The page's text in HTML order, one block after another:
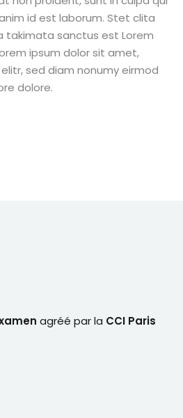
id est laborum. Stet clita
takimata sanctus est Lorem
ipsum dolor sit amet,
sed diam nonumy eirmod
dolore.
agréé par la CCI Paris